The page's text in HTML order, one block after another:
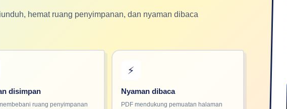
hemat ruang penyimpanan, dan nyaman dibaca
disimpan
ruang penyimpanan
⚡
Nyaman dibaca
PDF mendukung pemuatan halaman